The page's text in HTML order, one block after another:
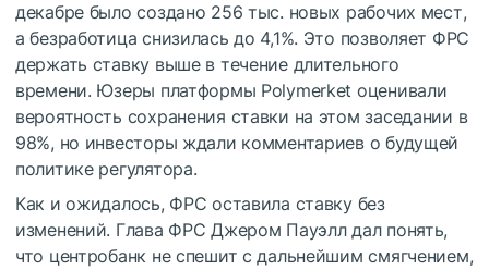
декабре было создано 256 тыс. новых рабочих мест,
а безработица снизилась до 4,1%. Это позволяет ФРС
держать ставку выше в течение длительного
времени. Юзеры платформы Polymerket оценивали
вероятность сохранения ставки на этом заседании в
98%, но инвесторы ждали комментариев о будущей
политике регулятора.
Как и ожидалось, ФРС оставила ставку без
изменений. Глава ФРС Джером Пауэлл дал понять,
что центробанк не спешит с дальнейшим смягчением,